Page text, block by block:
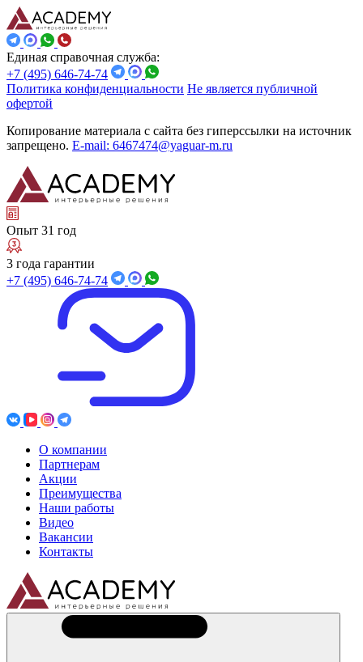
Единая справочная служба:
+7 (495) 646-74-74
Политика конфиденциальности Не является публичной
офертой
Копирование материала с сайта без гиперссылки на источник
запрещено. E-mail: 6467474@yaguar-m.ru
Опыт 31 год
3 года гарантии
+7 (495) 646-74-74
О компании
Партнерам
Акции
Преимущества
Наши работы
Видео
Вакансии
Контакты